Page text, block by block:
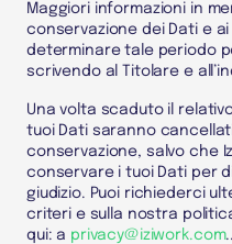
Maggiori informazioni in
conservazione dei Dati e
determinare tale periodo
scrivendo al
Titolare e
Una volta scaduto il
tuoi Dati saranno
conservazione, salvo che
conservare i tuoi Dati per
giudizio. Puoi richiederci
criteri e sulla nostra
qui: a privacy@iziwork.com..